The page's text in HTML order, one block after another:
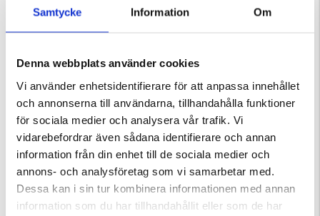
Samtycke Information Om
Denna webbplats använder cookies
Vi använder enhetsidentifierare för att anpassa innehållet
och annonserna till användarna, tillhandahålla funktioner
för sociala medier och analysera vår trafik. Vi
vidarebefordrar även sådana identifierare och annan
information från din enhet till de sociala medier och
annons- och analysföretag som vi samarbetar med.
Dessa kan i sin tur kombinera informationen med annan
information som du har tillhandahållit eller som de har
TRAIL 4 POPUP TÄLT 3 PERSONER TUNNELTÄLT 2 PERSONER